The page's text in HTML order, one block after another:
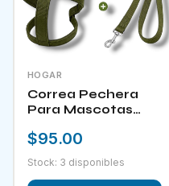
HOGAR
Correa Pechera
Para Mascotas
$95.00
Stock: 3 disponibles